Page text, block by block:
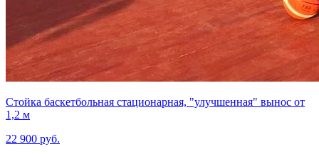
Стойка баскетбольная стационарная, "улучшенная" вынос от
1,2 м
22 900 руб.